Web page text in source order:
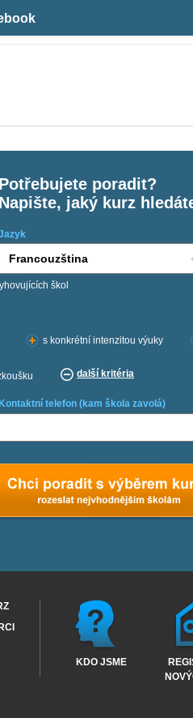
Potřebujete poradit?
Napište, jaký kurz
škol
s konkrétní intenzitou výuky
další kritéria
Kontaktní telefon (kam škola zavolá)
KDO JSME